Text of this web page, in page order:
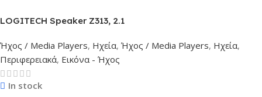
LOGITECH Speaker Z313, 2.1
Ήχος / Media Players, Ηχεία, Ήχος / Media Players, Ηχεία,
Περιφερειακά, Εικόνα - Ήχος
In stock